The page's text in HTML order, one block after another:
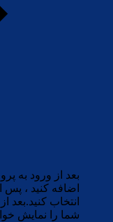
بعد از ورود به
اضافه کنید ، پس
انتخاب
شما را نمایش